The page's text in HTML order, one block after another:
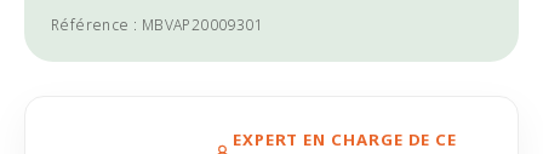
Référence : MBVAP20009301
EXPERT EN CHARGE DE CE